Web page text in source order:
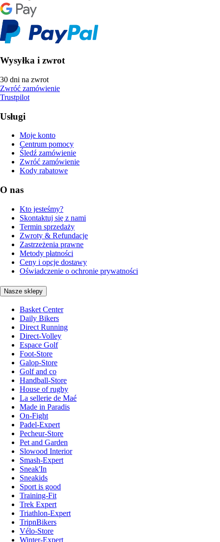
Wysyłka i zwrot
30 dni na zwrot
Zwróć zamówienie
Trustpilot
Usługi
Moje konto
Centrum pomocy
Śledź zamówienie
Zwróć zamówienie
Kody rabatowe
O nas
Kto jesteśmy?
Skontaktuj się z nami
Termin sprzedaży
Zwroty & Refundacje
Zastrzeżenia prawne
Metody płatności
Ceny i opcje dostawy
Oświadczenie o ochronie prywatności
Nasze sklepy
Basket Center
Daily Bikers
Direct Running
Direct-Volley
Espace Golf
Foot-Store
Galop-Store
Golf and co
Handball-Store
House of rugby
La sellerie de Maé
Made in Paradis
On-Fight
Padel-Expert
Pecheur-Store
Pet and Garden
Slowood Interior
Smash-Expert
Sneak'In
Sneakids
Sport is good
Training-Fit
Trek Expert
Triathlon-Expert
TripnBikers
Vélo-Store
Winter-Expert